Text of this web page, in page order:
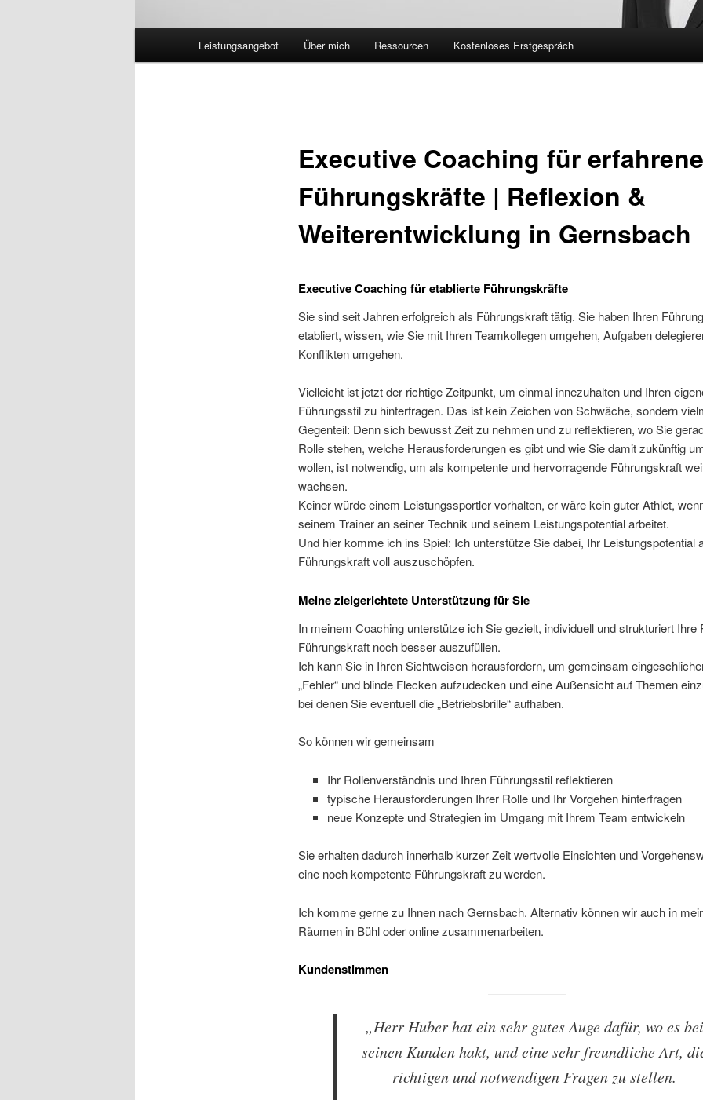
Leistungsangebot Über mich Ressourcen Kostenloses Erstgespräch
Executive Coaching für erfahrene
Führungskräfte | Reflexion &
Weiterentwicklung in Gernsbach
Executive Coaching für etablierte Führungskräfte
Sie sind seit Jahren erfolgreich als Führungskraft tätig. Sie haben Ihren
etabliert, wissen, wie Sie mit Ihren Teamkollegen umgehen, Aufgaben
Konflikten umgehen.
Vielleicht ist jetzt der richtige Zeitpunkt, um einmal innezuhalten und Ihren
Führungsstil zu hinterfragen. Das ist kein Zeichen von Schwäche, sondern
Gegenteil: Denn sich bewusst Zeit zu nehmen und zu reflektieren, wo Sie
Rolle stehen, welche Herausforderungen es gibt und wie Sie damit zukünftig
wollen, ist notwendig, um als kompetente und hervorragende Führungskraft
wachsen.
Keiner würde einem Leistungssportler vorhalten, er wäre kein guter Athlet,
seinem Trainer an seiner Technik und seinem Leistungspotential arbeitet.
Und hier komme ich ins Spiel: Ich unterstütze Sie dabei, Ihr Leistungspotential
Führungskraft voll auszuschöpfen.
Meine zielgerichtete Unterstützung für Sie
In meinem Coaching unterstütze ich Sie gezielt, individuell und strukturiert Ihre
Führungskraft noch besser auszufüllen.
Ich kann Sie in Ihren Sichtweisen herausfordern, um gemeinsam
„Fehler“ und blinde Flecken aufzudecken und eine Außensicht auf Themen
bei denen Sie eventuell die „Betriebsbrille“ aufhaben.
So können wir gemeinsam
Ihr Rollenverständnis und Ihren Führungsstil reflektieren
typische Herausforderungen Ihrer Rolle und Ihr Vorgehen hinterfragen
neue Konzepte und Strategien im Umgang mit Ihrem Team entwickeln
Sie erhalten dadurch innerhalb kurzer Zeit wertvolle Einsichten und
eine noch kompetente Führungskraft zu werden.
Ich komme gerne zu Ihnen nach Gernsbach. Alternativ können wir auch in
Räumen in Bühl oder online zusammenarbeiten.
Kundenstimmen
„Herr Huber hat ein sehr gutes Auge dafür, wo es bei
seinen Kunden hakt, und eine sehr freundliche Art,
richtigen und notwendigen Fragen zu stellen.